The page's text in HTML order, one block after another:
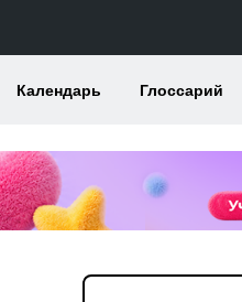
Календарь Глоссарий